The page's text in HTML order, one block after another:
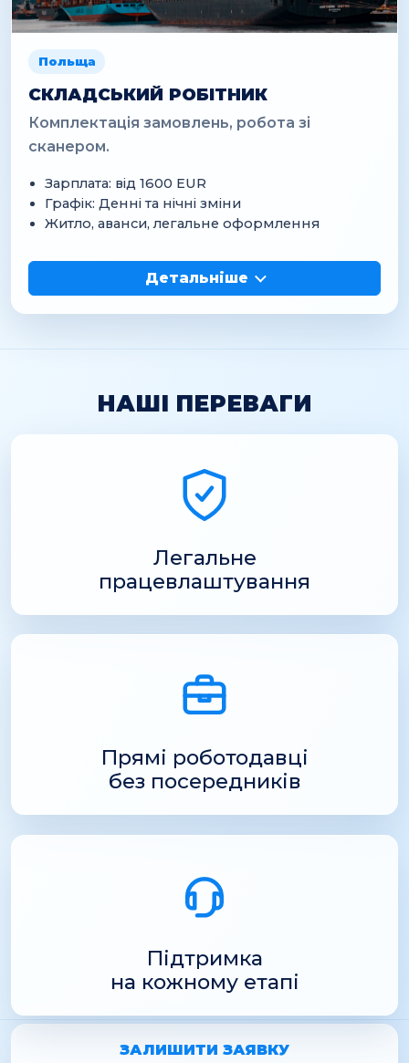
Польща
СКЛАДСЬКИЙ РОБІТНИК
Комплектація замовлень, робота зі
сканером.
Зарплата: від 1600 EUR
Графік: Денні та нічні зміни
Житло, аванси, легальне оформлення
Детальніше
НАШІ ПЕРЕВАГИ
Легальне
працевлаштування
Прямі роботодавці
без посередників
Підтримка
на кожному етапі
ЗАЛИШИТИ ЗАЯВКУ